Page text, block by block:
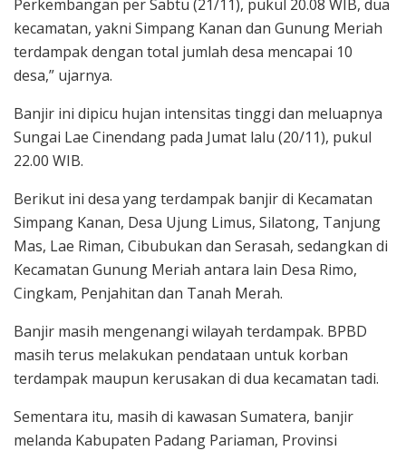
Perkembangan per Sabtu (21/11), pukul 20.08 WIB, dua
kecamatan, yakni Simpang Kanan dan Gunung Meriah
terdampak dengan total jumlah desa mencapai 10
desa,” ujarnya.
Banjir ini dipicu hujan intensitas tinggi dan meluapnya
Sungai Lae Cinendang pada Jumat lalu (20/11), pukul
22.00 WIB.
Berikut ini desa yang terdampak banjir di Kecamatan
Simpang Kanan, Desa Ujung Limus, Silatong, Tanjung
Mas, Lae Riman, Cibubukan dan Serasah, sedangkan di
Kecamatan Gunung Meriah antara lain Desa Rimo,
Cingkam, Penjahitan dan Tanah Merah.
Banjir masih mengenangi wilayah terdampak. BPBD
masih terus melakukan pendataan untuk korban
terdampak maupun kerusakan di dua kecamatan tadi.
Sementara itu, masih di kawasan Sumatera, banjir
melanda Kabupaten Padang Pariaman, Provinsi